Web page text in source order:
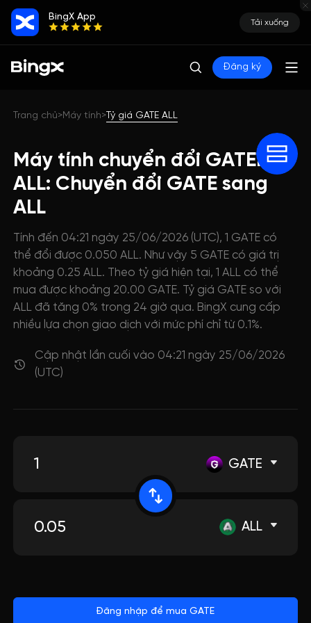
BingX App
Tải xuống
Đăng ký
Trang chủ>Máy tính>Tỷ giá GATE ALL
Máy tính chuyển đổi GATENet
ALL: Chuyển đổi GATE sang
ALL
Tính đến 04:21 ngày 25/06/2026 (UTC), 1 GATE có
thể đổi được 0.050 ALL. Như vậy 5 GATE có giá trị
khoảng 0.25 ALL. Theo tỷ giá hiện tại, 1 ALL có thể
mua được khoảng 20.00 GATE. Tỷ giá GATE so với
ALL đã tăng 0% trong 24 giờ qua. BingX cung cấp
nhiều lựa chọn giao dịch với mức phí chỉ từ 0.1%.
Cập nhật lần cuối vào 04:21 ngày 25/06/2026
(UTC)
GATE
ALL
Đăng nhập để mua GATE